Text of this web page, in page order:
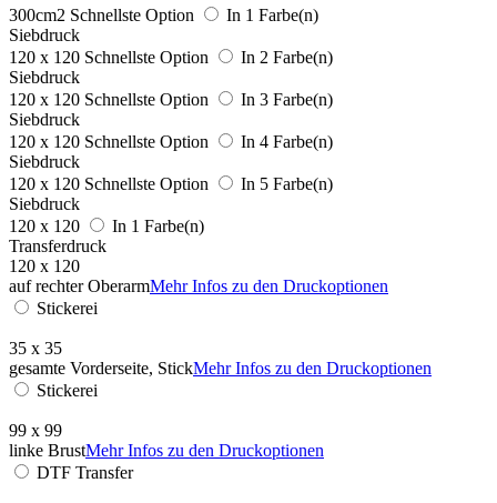
300cm2 Schnellste Option
In 1 Farbe(n)
Siebdruck
120 x 120 Schnellste Option
In 2 Farbe(n)
Siebdruck
120 x 120 Schnellste Option
In 3 Farbe(n)
Siebdruck
120 x 120 Schnellste Option
In 4 Farbe(n)
Siebdruck
120 x 120 Schnellste Option
In 5 Farbe(n)
Siebdruck
120 x 120
In 1 Farbe(n)
Transferdruck
120 x 120
auf rechter OberarmMehr Infos zu den Druckoptionen
Stickerei
35 x 35
gesamte Vorderseite, StickMehr Infos zu den Druckoptionen
Stickerei
99 x 99
linke BrustMehr Infos zu den Druckoptionen
DTF Transfer